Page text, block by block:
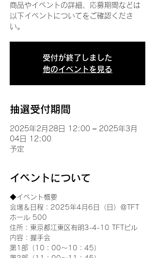
商品やイベントの詳細、応募期間などは
以下イベントについてをご確認くださ
い。
受付が終了しました
他のイベントを見る
抽選受付期間
2025年2月28日 12:00 – 2025年3月
04日 12:00
予定
イベントについて
◆イベント概要
会場＆日程：2025年4月6日（日）＠TFT
ホール 500
住所：東京都江東区有明3-4-10 TFTビル
内容：握手会
第1部（10：00～10：45）